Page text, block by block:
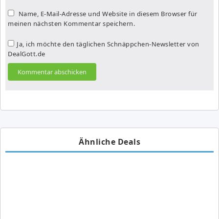
Name, E-Mail-Adresse und Website in diesem Browser für
meinen nächsten Kommentar speichern.
Ja, ich möchte den täglichen Schnäppchen-Newsletter von
DealGott.de
Ähnliche Deals